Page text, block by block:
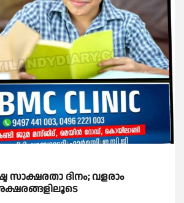
സാക്ഷരതാ ദിനം; വളരാം